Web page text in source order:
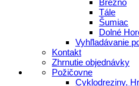
Tále
Šumiac
Dolné
Vyhľladávanie
Kontakt
Zhrnutie objednávky
Požičovne
Cyklodreziny,